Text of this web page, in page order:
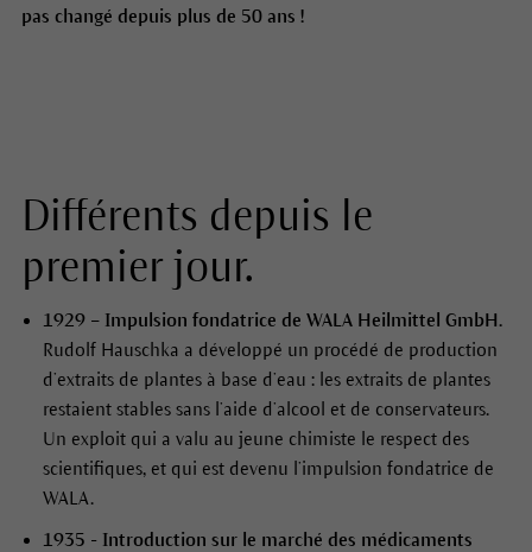
pas changé depuis plus de 50 ans !
Différents depuis le
premier jour.
1929 – Impulsion fondatrice de WALA Heilmittel GmbH.
Rudolf Hauschka a développé un procédé de production
d’extraits de plantes à base d’eau : les extraits de plantes
restaient stables sans l’aide d’alcool et de conservateurs.
Un exploit qui a valu au jeune chimiste le respect des
scientifiques, et qui est devenu l’impulsion fondatrice de
WALA.
1935 - Introduction sur le marché des médicaments